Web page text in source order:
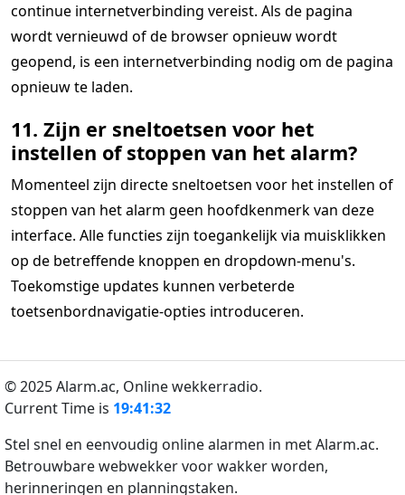
continue internetverbinding vereist. Als de pagina
wordt vernieuwd of de browser opnieuw wordt
geopend, is een internetverbinding nodig om de pagina
opnieuw te laden.
11. Zijn er sneltoetsen voor het
instellen of stoppen van het alarm?
Momenteel zijn directe sneltoetsen voor het instellen of
stoppen van het alarm geen hoofdkenmerk van deze
interface. Alle functies zijn toegankelijk via muisklikken
op de betreffende knoppen en dropdown-menu's.
Toekomstige updates kunnen verbeterde
toetsenbordnavigatie-opties introduceren.
© 2025 Alarm.ac, Online wekkerradio.
Current Time is 19:41:32
Stel snel en eenvoudig online alarmen in met Alarm.ac.
Betrouwbare webwekker voor wakker worden,
herinneringen en planningstaken.